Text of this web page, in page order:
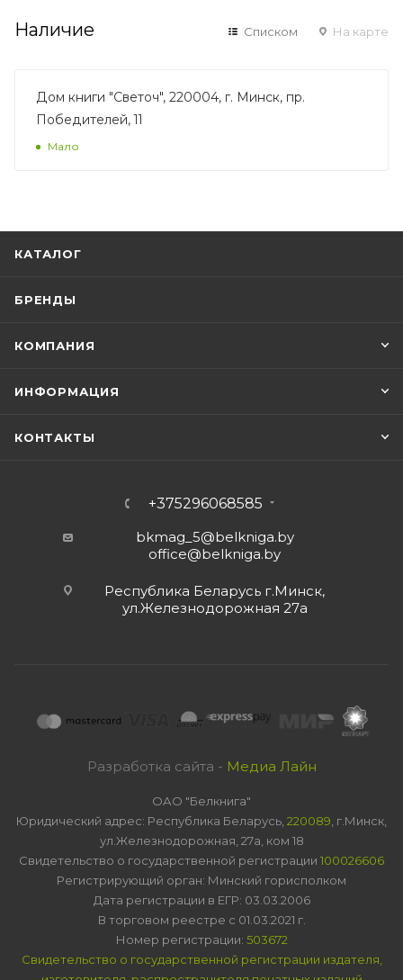
Наличие Списком На карте
Дом книги "Светоч", 220004, г. Минск, пр.
Победителей, 11
Мало
КАТАЛОГ
БРЕНДЫ
КОМПАНИЯ
ИНФОРМАЦИЯ
КОНТАКТЫ
+375296068585
bkmag_5@belkniga.by
office@belkniga.by
Республика Беларусь г.Минск,
ул.Железнодорожная 27а
Разработка сайта - Медиа Лайн
ОАО "Белкнига"
Юридический адрес: Республика Беларусь, 220089 , г.Минск,
ул.Железнодорожная, 27а, ком 18
Свидетельство о государственной регистрации 100026606
Регистрирующий орган: Минский горисполком
Дата регистрации в ЕГР: 03.03.2006
В торговом реестре с 01.03.2021 г.
Номер регистрации: 503672
Свидетельство о государственной регистрации издателя,